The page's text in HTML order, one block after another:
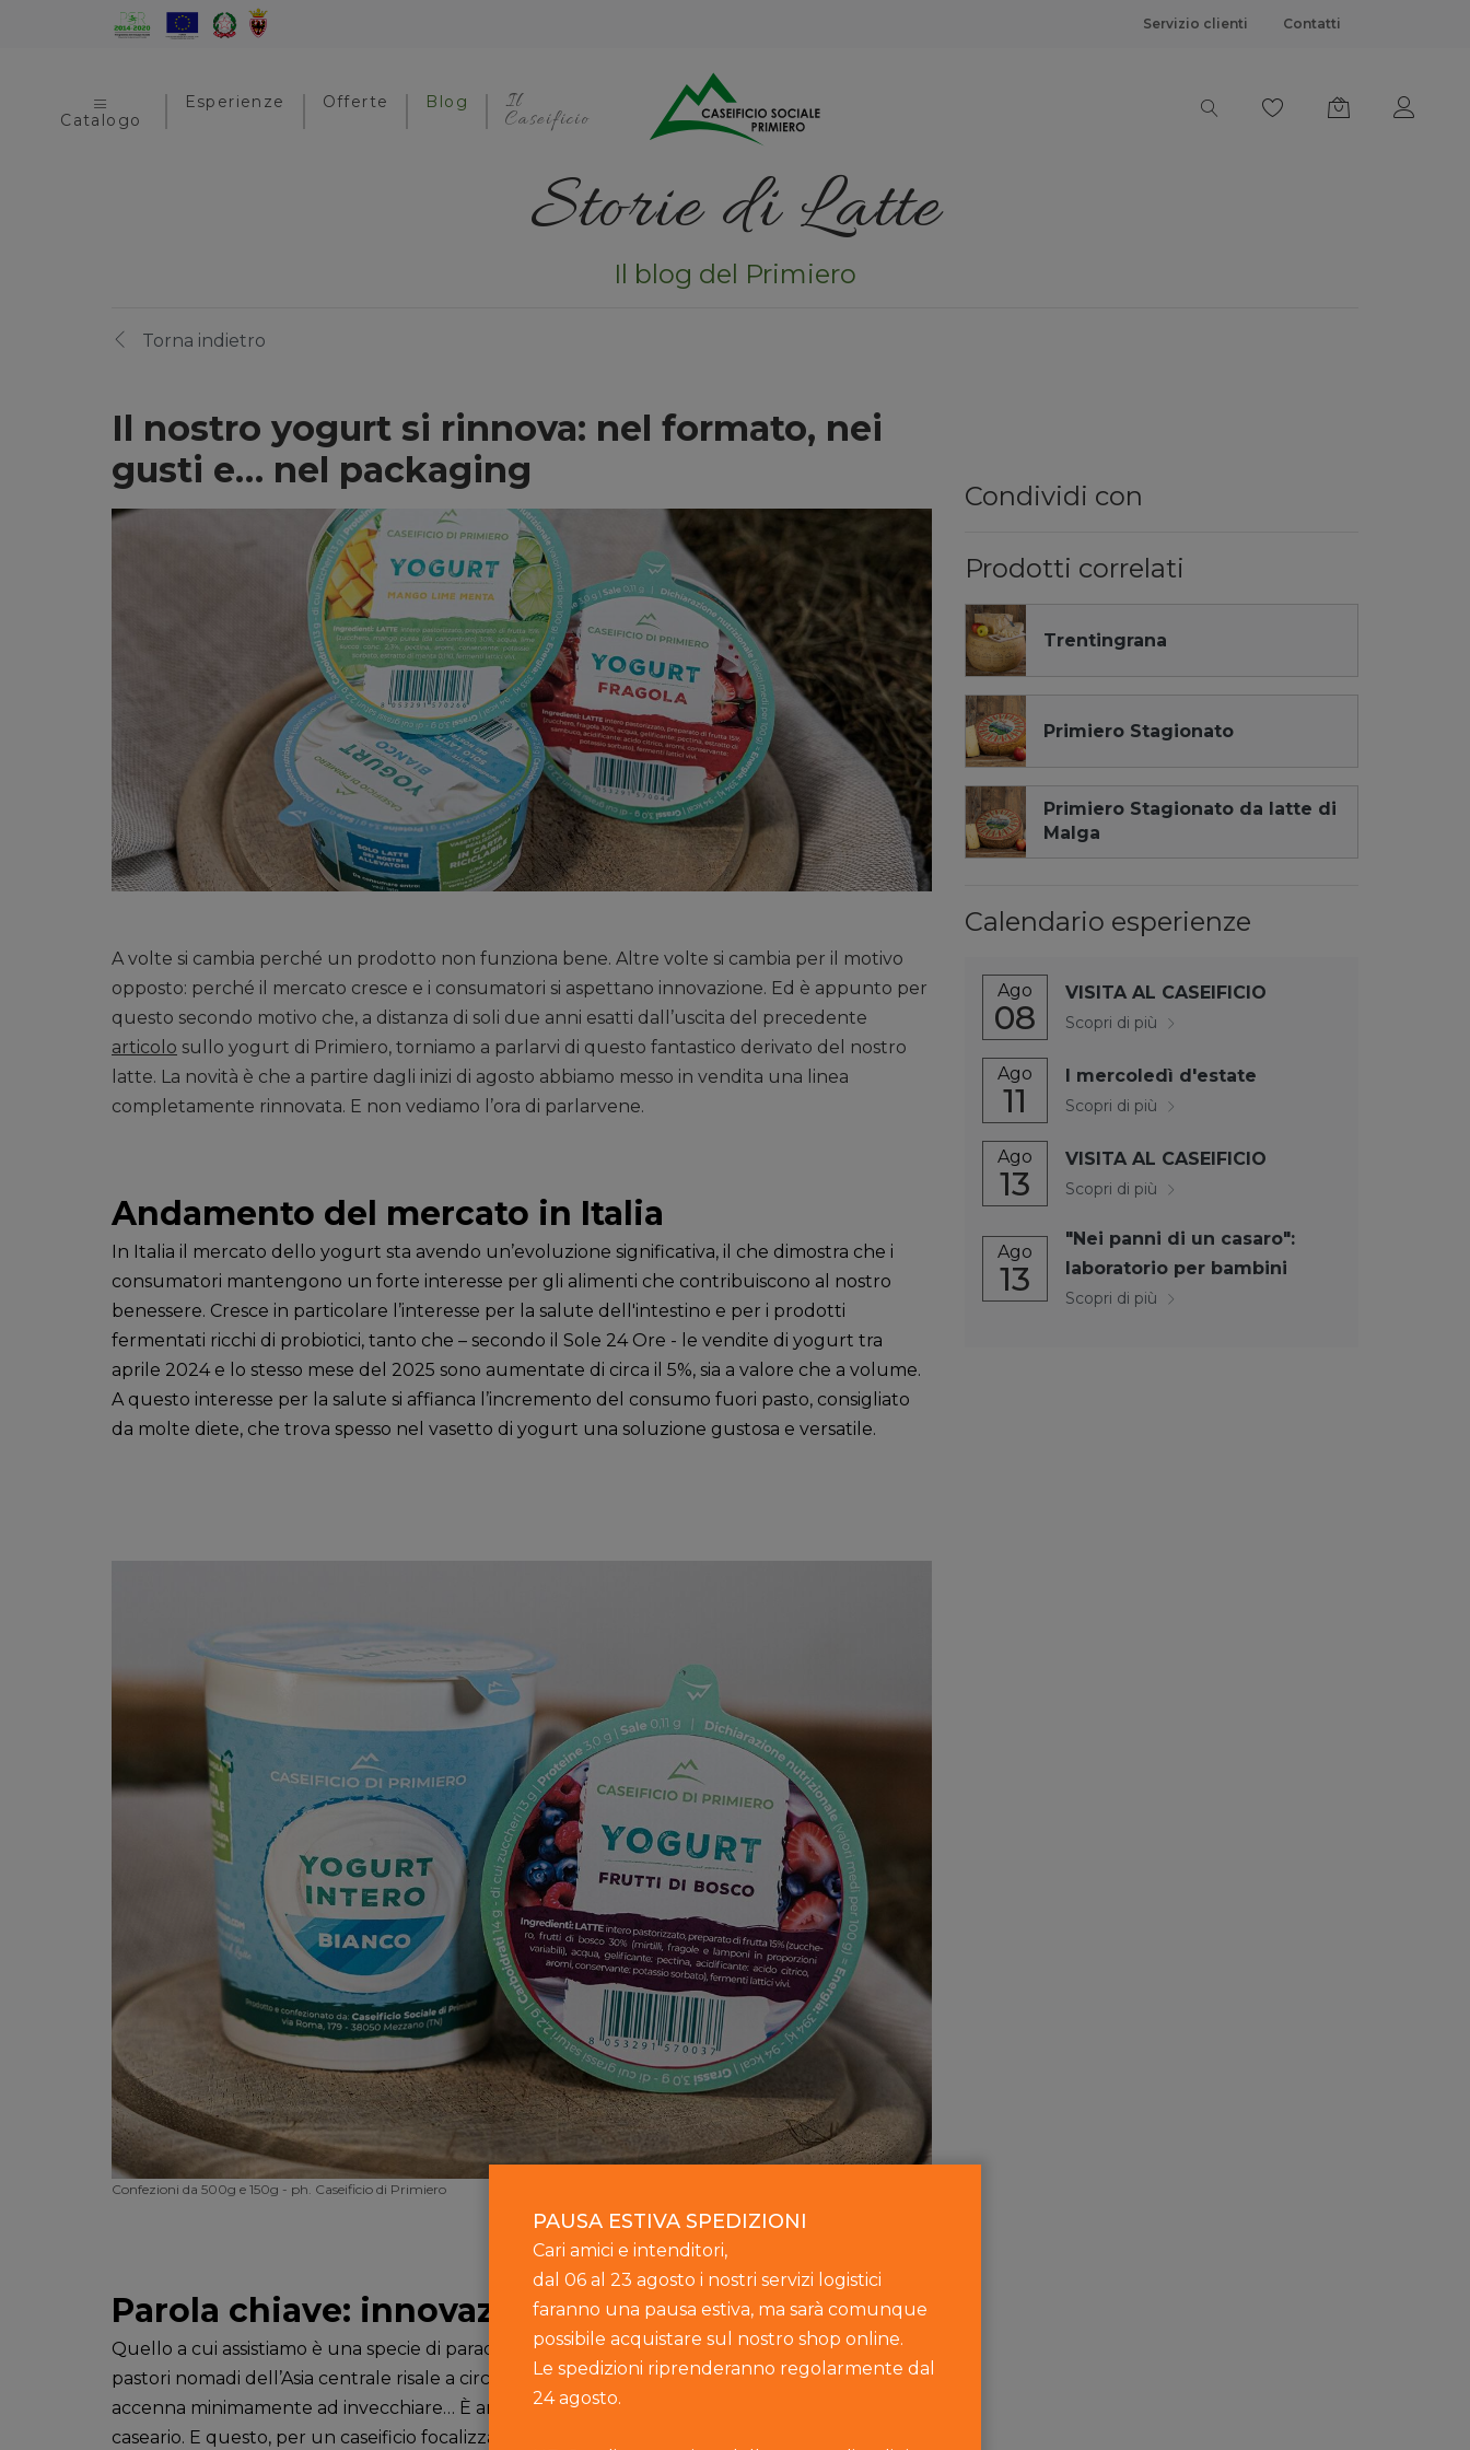
Servizio clienti Contatti
Catalogo
Esperienze Offerte Blog Il
Caseificio
Storie di Latte
Il blog del Primiero
Torna indietro
Il nostro yogurt si rinnova: nel formato, nei
gusti e… nel packaging
A volte si cambia perché un prodotto non funziona bene. Altre volte si cambia per il motivo
opposto: perché il mercato cresce e i consumatori si aspettano innovazione. Ed è appunto per
questo secondo motivo che, a distanza di soli due anni esatti dall’uscita del precedente
articolo sullo yogurt di Primiero, torniamo a parlarvi di questo fantastico derivato del nostro
latte. La novità è che a partire dagli inizi di agosto abbiamo messo in vendita una linea
completamente rinnovata. E non vediamo l’ora di parlarvene.
Andamento del mercato in Italia
In Italia il mercato dello yogurt sta avendo un’evoluzione significativa, il che dimostra che i
consumatori mantengono un forte interesse per gli alimenti che contribuiscono al nostro
benessere. Cresce in particolare l’interesse per la salute dell'intestino e per i prodotti
fermentati ricchi di probiotici, tanto che – secondo il Sole 24 Ore - le vendite di yogurt tra
aprile 2024 e lo stesso mese del 2025 sono aumentate di circa il 5%, sia a valore che a volume.
A questo interesse per la salute si affianca l’incremento del consumo fuori pasto, consigliato
da molte diete, che trova spesso nel vasetto di yogurt una soluzione gustosa e versatile.
Confezioni da 500g e 150g - ph. Caseificio di Primiero
Parola chiave: innovazione
Quello a cui assistiamo è una specie di paradosso… Lo yogurt, la cui “scoperta” ad opera dei
pastori nomadi dell’Asia centrale risale a circa 8000 anni fa, è oggi un segmento che non
accenna minimamente ad invecchiare… È anzi uno dei più vitali dell’intero comparto lattiero-
caseario. E questo, per un caseificio focalizzato sulla qualità e sulla piena soddisfazione dei
Condividi con
Prodotti correlati
Trentingrana
Primiero Stagionato
Primiero Stagionato da latte di
Malga
Calendario esperienze
Ago
08
VISITA AL CASEIFICIO
Scopri di più
Ago
11
I mercoledì d'estate
Scopri di più
Ago
13
VISITA AL CASEIFICIO
Scopri di più
Ago
13
"Nei panni di un casaro":
laboratorio per bambini
Scopri di più
PAUSA ESTIVA SPEDIZIONI
Cari amici e intenditori,
dal 06 al 23 agosto i nostri servizi logistici
faranno una pausa estiva, ma sarà comunque
possibile acquistare sul nostro shop online.
Le spedizioni riprenderanno regolarmente dal
24 agosto.